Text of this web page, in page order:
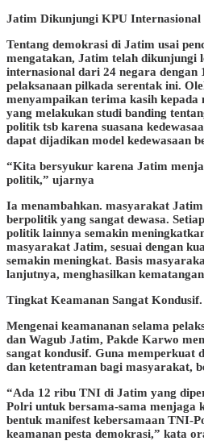
Jatim Dikunjungi KPU Internasional
Tentang demokrasi di Jatim usai
mengatakan, Jatim telah dikunjungi
internasional dari 24 negara dengan
pelaksanaan pilkada serentak ini.
menyampaikan terima kasih
yang melakukan studi banding
politik tsb karena suasana
dapat dijadikan model kedewasaan
“Kita bersyukur karena Jatim
politik,” ujarnya
Ia menambahkan. masyarakat
berpolitik yang sangat dewasa.
politik lainnya semakin
masyarakat Jatim, sesuai dengan
semakin meningkat. Basis
lanjutnya, menghasilkan
Tingkat Keamanan Sangat Kondusif.
Mengenai keamananan selama
dan Wagub Jatim, Pakde Karwo
sangat kondusif. Guna memperkuat
dan ketentraman bagi masyarakat,
“Ada 12 ribu TNI di Jatim yang
Polri untuk bersama-sama menjaga
bentuk manifest kebersamaan TNI-
keamanan pesta demokrasi,” kata